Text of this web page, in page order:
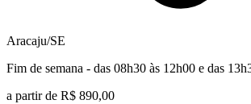
Aracaju/SE
Fim de semana - das 08h30 às 12h00 e das
a partir de R$ 890,00